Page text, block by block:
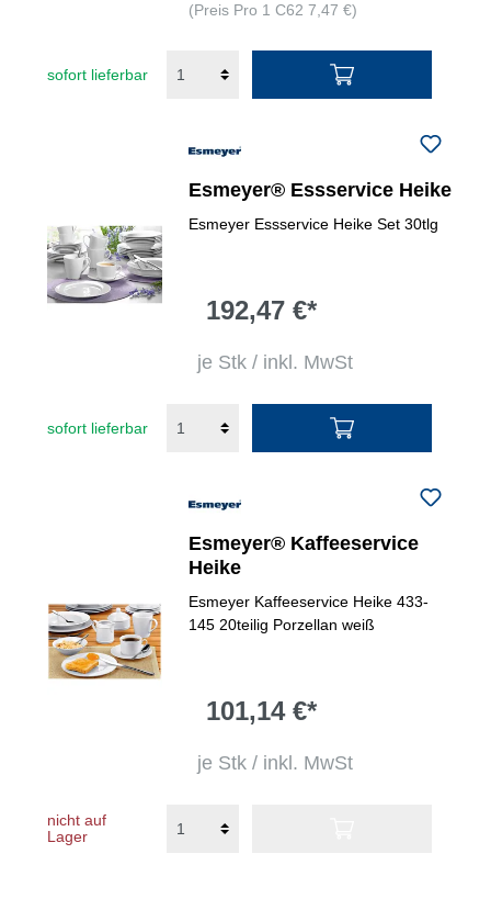
(Preis Pro 1 C62 7,47 €)
sofort lieferbar
Esmeyer® Essservice Heike
Esmeyer Essservice Heike Set 30tlg
192,47 €*
je Stk / inkl. MwSt
sofort lieferbar
Esmeyer® Kaffeeservice
Heike
Esmeyer Kaffeeservice Heike 433-
145 20teilig Porzellan weiß
101,14 €*
je Stk / inkl. MwSt
nicht auf
Lager